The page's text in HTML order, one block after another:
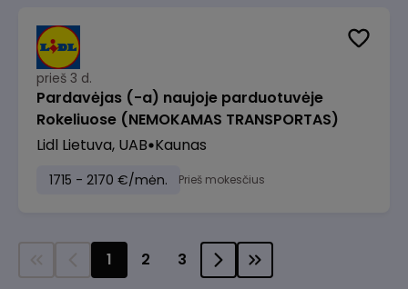
prieš 3 d.
Pardavėjas (-a) naujoje parduotuvėje
Rokeliuose (NEMOKAMAS TRANSPORTAS)
Lidl Lietuva, UAB Kaunas
1715 - 2170 €/mėn. Prieš mokesčius
1 2 3